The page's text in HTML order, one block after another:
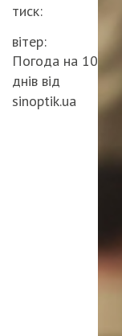
тиск:
вітер:
Погода на 10
днів від
sinoptik.ua